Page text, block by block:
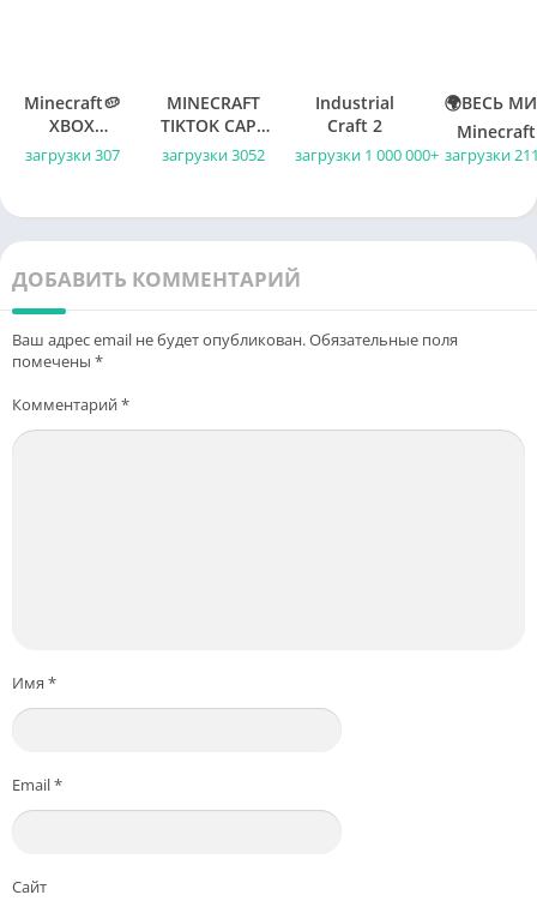
Minecraft🥔
XBOX
ONE/SERIES
X|S
загрузки 307
MINECRAFT
TIKTOK CAPE
✨ МЕНЕСС
КЕЙП 🔑
загрузки 3052
Industrial
Craft 2
загрузки 1 000 000+
🌍ВЕСЬ
Minecraft
XBOX
ГЛОБАЛ
загрузки
ДОБАВИТЬ КОММЕНТАРИЙ
Ваш адрес email не будет опубликован.Обязательные поля
помечены *
Комментарий*
Имя *
Email*
Сайт